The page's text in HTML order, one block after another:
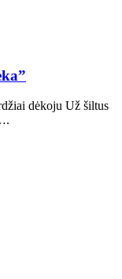
dėkoju Už šiltus